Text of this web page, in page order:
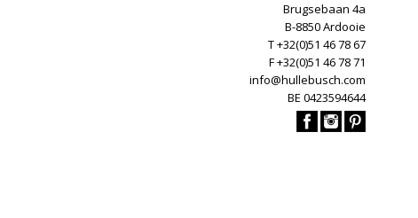
Brugsebaan 4a
B-8850 Ardooie
T +32(0)51 46 78 67
F +32(0)51 46 78 71
info@hullebusch.com
BE 0423594644